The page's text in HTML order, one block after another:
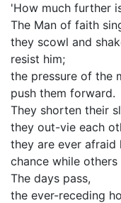
'How much further
The Man of faith
they scowl and
resist him;
the pressure of the
push them forward.
They shorten their
they out-vie each
they are ever
chance while
The days pass,
the ever-receding